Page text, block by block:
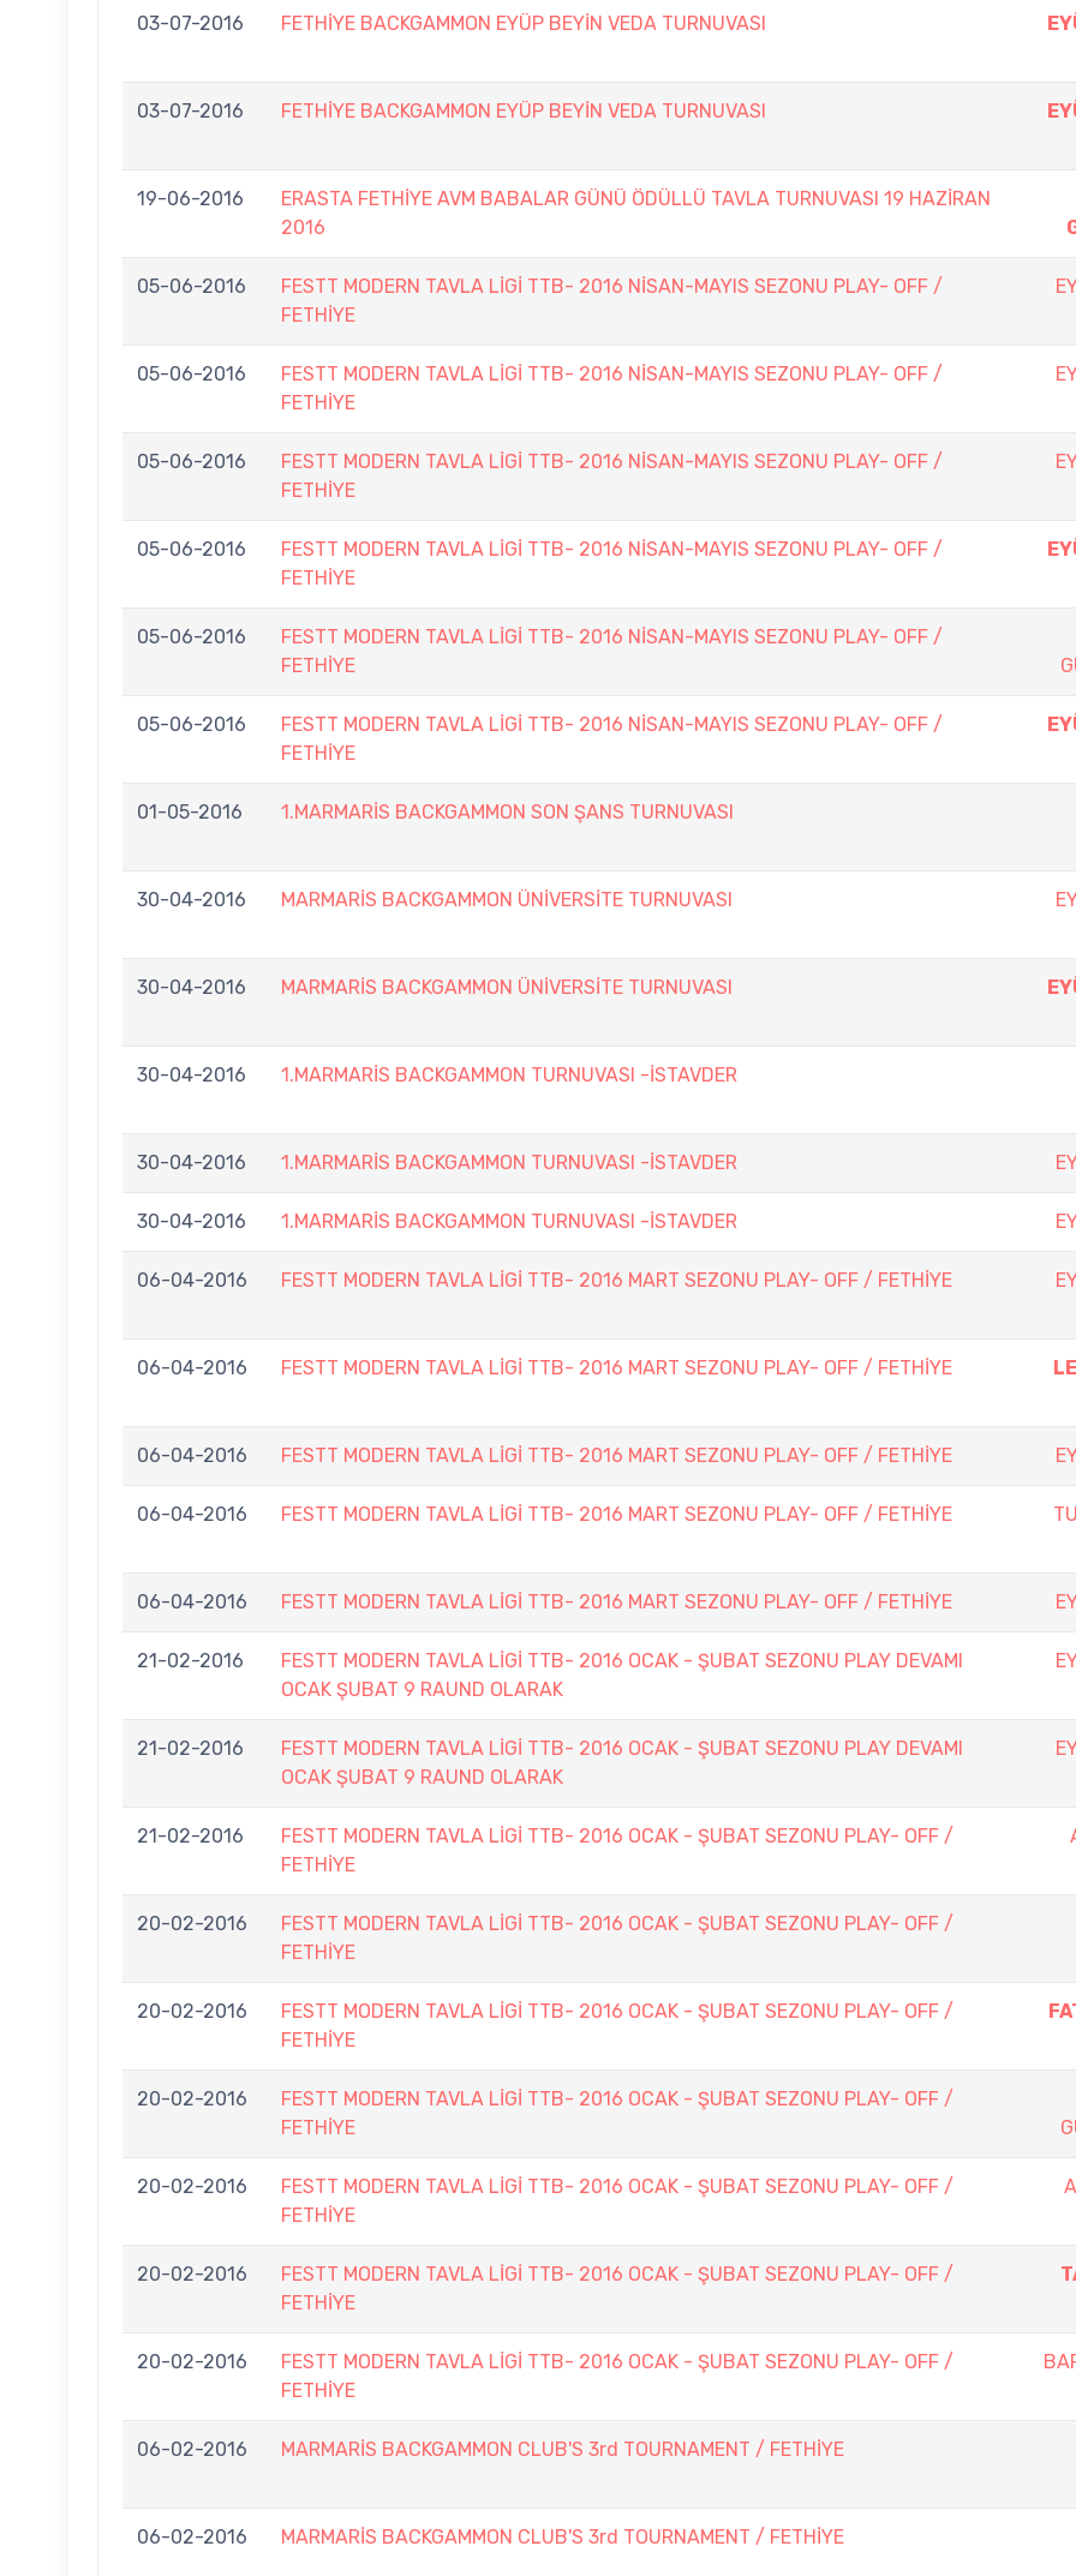
03-07-2016 FETHİYE BACKGAMMON EYÜP BEYİN VEDA TURNUVASI
03-07-2016 FETHİYE BACKGAMMON EYÜP BEYİN VEDA TURNUVASI
19-06-2016
ERASTA FETHİYE AVM BABALAR GÜNÜ ÖDÜLLÜ TAVLA TURNUVASI 19 HAZİRAN
2016
05-06-2016
FESTT MODERN TAVLA LİGİ TTB- 2016 NİSAN-MAYIS SEZONU PLAY- OFF /
FETHİYE
05-06-2016
FESTT MODERN TAVLA LİGİ TTB- 2016 NİSAN-MAYIS SEZONU PLAY- OFF /
FETHİYE
05-06-2016
FESTT MODERN TAVLA LİGİ TTB- 2016 NİSAN-MAYIS SEZONU PLAY- OFF /
FETHİYE
05-06-2016
FESTT MODERN TAVLA LİGİ TTB- 2016 NİSAN-MAYIS SEZONU PLAY- OFF /
FETHİYE
05-06-2016
FESTT MODERN TAVLA LİGİ TTB- 2016 NİSAN-MAYIS SEZONU PLAY- OFF /
FETHİYE
05-06-2016
FESTT MODERN TAVLA LİGİ TTB- 2016 NİSAN-MAYIS SEZONU PLAY- OFF /
FETHİYE
01-05-2016 1.MARMARİS BACKGAMMON SON ŞANS TURNUVASI
30-04-2016 MARMARİS BACKGAMMON ÜNİVERSİTE TURNUVASI
30-04-2016 MARMARİS BACKGAMMON ÜNİVERSİTE TURNUVASI
30-04-2016 1.MARMARİS BACKGAMMON TURNUVASI -İSTAVDER
30-04-2016 1.MARMARİS BACKGAMMON TURNUVASI -İSTAVDER
30-04-2016 1.MARMARİS BACKGAMMON TURNUVASI -İSTAVDER
06-04-2016 FESTT MODERN TAVLA LİGİ TTB- 2016 MART SEZONU PLAY- OFF / FETHİYE
06-04-2016 FESTT MODERN TAVLA LİGİ TTB- 2016 MART SEZONU PLAY- OFF / FETHİYE
06-04-2016 FESTT MODERN TAVLA LİGİ TTB- 2016 MART SEZONU PLAY- OFF / FETHİYE
06-04-2016 FESTT MODERN TAVLA LİGİ TTB- 2016 MART SEZONU PLAY- OFF / FETHİYE
06-04-2016 FESTT MODERN TAVLA LİGİ TTB- 2016 MART SEZONU PLAY- OFF / FETHİYE
21-02-2016
FESTT MODERN TAVLA LİGİ TTB- 2016 OCAK - ŞUBAT SEZONU PLAY DEVAMI
OCAK ŞUBAT 9 RAUND OLARAK
21-02-2016
FESTT MODERN TAVLA LİGİ TTB- 2016 OCAK - ŞUBAT SEZONU PLAY DEVAMI
OCAK ŞUBAT 9 RAUND OLARAK
21-02-2016
FESTT MODERN TAVLA LİGİ TTB- 2016 OCAK - ŞUBAT SEZONU PLAY- OFF /
FETHİYE
20-02-2016
FESTT MODERN TAVLA LİGİ TTB- 2016 OCAK - ŞUBAT SEZONU PLAY- OFF /
FETHİYE
20-02-2016
FESTT MODERN TAVLA LİGİ TTB- 2016 OCAK - ŞUBAT SEZONU PLAY- OFF /
FETHİYE
20-02-2016
FESTT MODERN TAVLA LİGİ TTB- 2016 OCAK - ŞUBAT SEZONU PLAY- OFF /
FETHİYE
20-02-2016
FESTT MODERN TAVLA LİGİ TTB- 2016 OCAK - ŞUBAT SEZONU PLAY- OFF /
FETHİYE
20-02-2016
FESTT MODERN TAVLA LİGİ TTB- 2016 OCAK - ŞUBAT SEZONU PLAY- OFF /
FETHİYE
20-02-2016
FESTT MODERN TAVLA LİGİ TTB- 2016 OCAK - ŞUBAT SEZONU PLAY- OFF /
FETHİYE
06-02-2016 MARMARİS BACKGAMMON CLUB'S 3rd TOURNAMENT / FETHİYE
06-02-2016 MARMARİS BACKGAMMON CLUB'S 3rd TOURNAMENT / FETHİYE